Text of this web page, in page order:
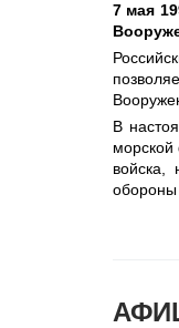
7 мая
В
морской
войска,
обороны